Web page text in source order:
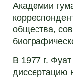
Академии
общества,
В 1977 г.
диссертацию